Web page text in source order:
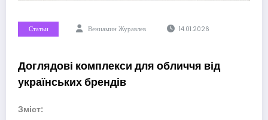
Статьи Вениамин Журавлев 14.01.2026
Доглядові комплекси для обличчя від
українських брендів
Зміст: